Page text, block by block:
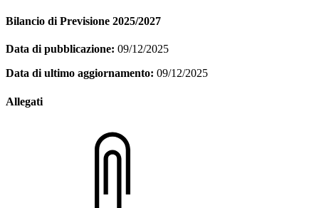
Bilancio di Previsione 2025/2027
Data di pubblicazione: 09/12/2025
Data di ultimo aggiornamento: 09/12/2025
Allegati